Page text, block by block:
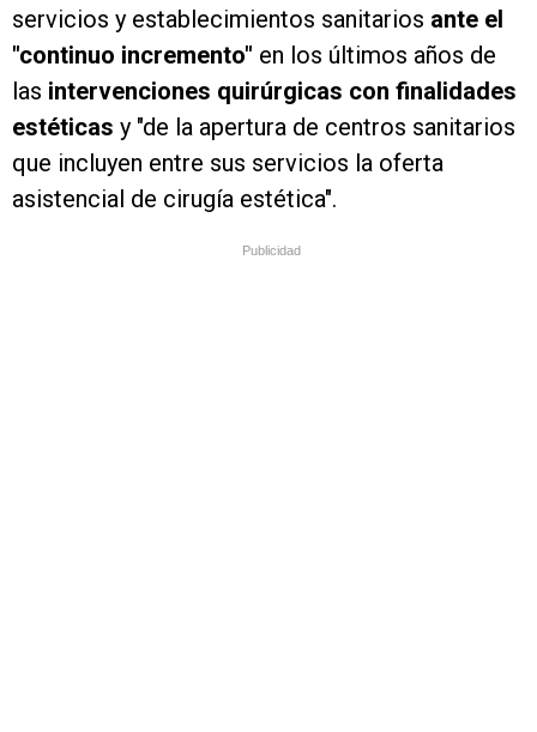
servicios y establecimientos sanitarios ante el
"continuo incremento" en los últimos años de
las intervenciones quirúrgicas con finalidades
estéticas y "de la apertura de centros sanitarios
que incluyen entre sus servicios la oferta
asistencial de cirugía estética".
Publicidad